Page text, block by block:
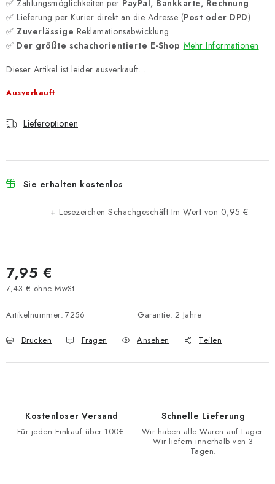
✅ Zahlungsmöglichkeiten per PayPal, Bankkarte, Rechnung
✅ Lieferung per Kurier direkt an die Adresse (Post oder DPD)
✅ Zuverlässige Reklamationsabwicklung
✅ Der größte schachorientierte E-Shop Mehr Informationen
Dieser Artikel ist leider ausverkauft…
Ausverkauft
Lieferoptionen
Sie erhalten kostenlos
+ Lesezeichen Schachgeschäft Im Wert von 0,95 €
7,95 €
7,43 € ohne MwSt.
Artikelnummer: 7256 Garantie: 2 Jahre
Drucken Fragen Ansehen Teilen
Kostenloser Versand
Für jeden Einkauf über 100€.
Schnelle Lieferung
Wir haben alle Waren auf Lager.
Wir liefern innerhalb von 3
Tagen.